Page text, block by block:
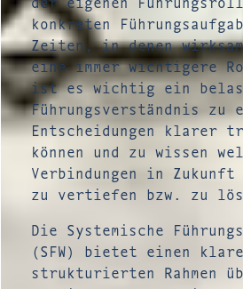
konkreten
Zeiten, in denen
eine immer wichtigere
ist es wichtig ein
Führungsverständnis zu
Entscheidungen klarer
können und zu wissen
Verbindungen in Zukunft
zu vertiefen bzw. zu
Die Systemische
(SFW) bietet einen
strukturierten Rahmen